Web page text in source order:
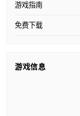
游戏指南
免费下载
游戏信息